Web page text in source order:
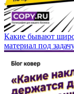
Какие бывают
материал под